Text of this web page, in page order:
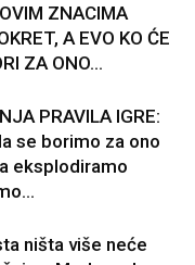
ZNACIMA
A EVO KO ĆE
ZA ONO...
PRAVILA IGRE:
se borimo za ono
eksplodiramo
ništa više neće